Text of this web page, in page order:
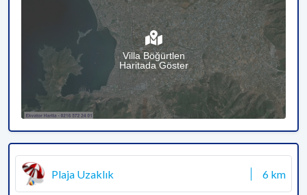
Villa Böğürtlen
Haritada Göster
Plaja Uzaklık 6 km